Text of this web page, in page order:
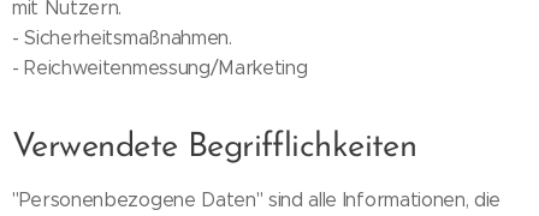
mit Nutzern.
- Sicherheitsmaßnahmen.
- Reichweitenmessung/Marketing
Verwendete Begrifflichkeiten
"Personenbezogene Daten" sind alle Informationen, die